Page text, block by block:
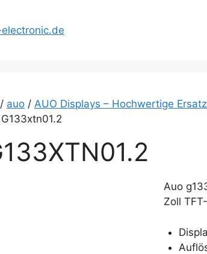
/ auo / AUO Displays – Hochwertige
Auo
Zoll